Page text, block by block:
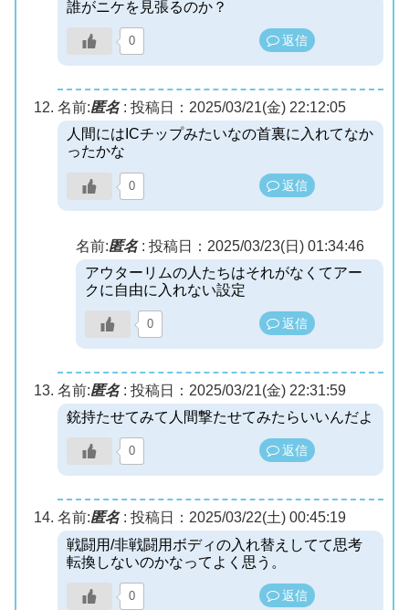
誰がニケを見張るのか？
0 返信
名前:匿名: 投稿日：2025/03/21(金) 22:12:05
人間にはICチップみたいなの首裏に入れてなか
ったかな
0 返信
名前:匿名: 投稿日：2025/03/23(日) 01:34:46
アウターリムの人たちはそれがなくてアー
クに自由に入れない設定
0 返信
名前:匿名: 投稿日：2025/03/21(金) 22:31:59
銃持たせてみて人間撃たせてみたらいいんだよ
0 返信
名前:匿名: 投稿日：2025/03/22(土) 00:45:19
戦闘用/非戦闘用ボディの入れ替えしてて思考
転換しないのかなってよく思う。
0 返信